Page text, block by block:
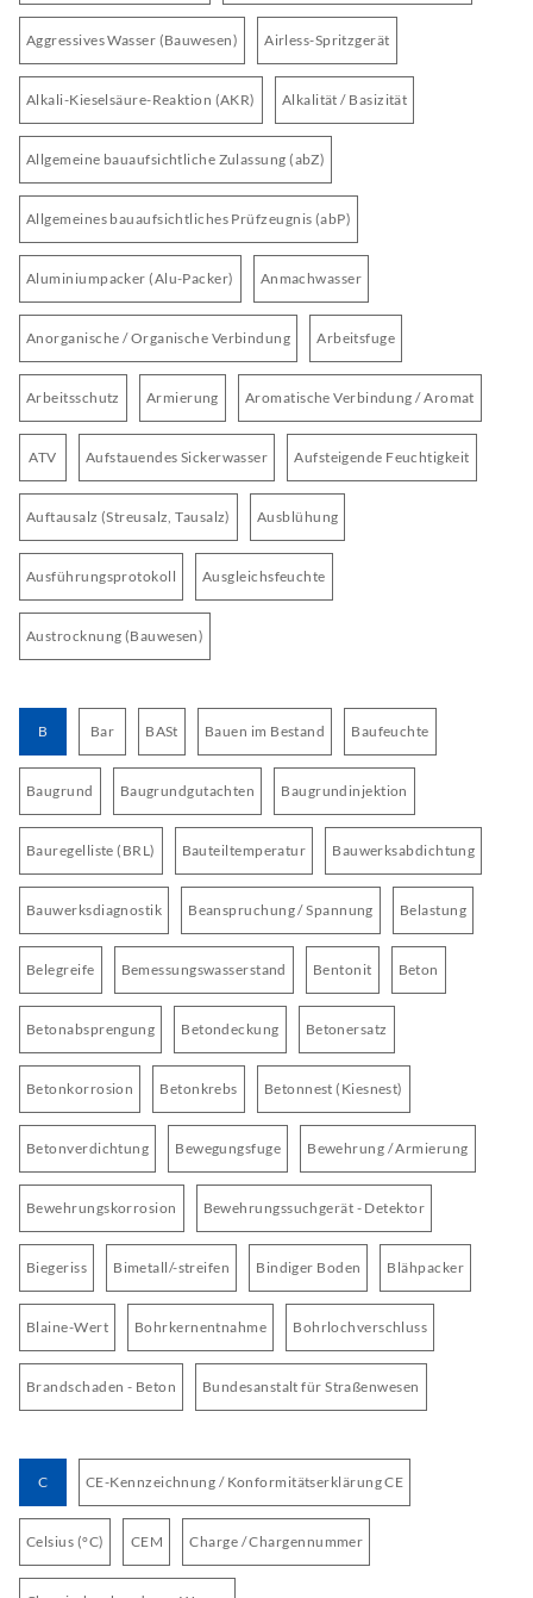
Aggressives Wasser (Bauwesen) Airless-Spritzgerät
Alkali-Kieselsäure-Reaktion (AKR) Alkalität / Basizität
Allgemeine bauaufsichtliche Zulassung (abZ)
Allgemeines bauaufsichtliches Prüfzeugnis (abP)
Aluminiumpacker (Alu-Packer) Anmachwasser
Anorganische / Organische Verbindung Arbeitsfuge
Arbeitsschutz Armierung Aromatische Verbindung / Aromat
ATV Aufstauendes Sickerwasser Aufsteigende Feuchtigkeit
Auftausalz (Streusalz, Tausalz) Ausblühung
Ausführungsprotokoll Ausgleichsfeuchte
Austrocknung (Bauwesen)
B Bar BASt Bauen im Bestand Baufeuchte
Baugrund Baugrundgutachten Baugrundinjektion
Bauregelliste (BRL) Bauteiltemperatur Bauwerksabdichtung
Bauwerksdiagnostik Beanspruchung / Spannung Belastung
Belegreife Bemessungswasserstand Bentonit Beton
Betonabsprengung Betondeckung Betonersatz
Betonkorrosion Betonkrebs Betonnest (Kiesnest)
Betonverdichtung Bewegungsfuge Bewehrung / Armierung
Bewehrungskorrosion Bewehrungssuchgerät - Detektor
Biegeriss Bimetall/-streifen Bindiger Boden Blähpacker
Blaine-Wert Bohrkernentnahme Bohrlochverschluss
Brandschaden - Beton Bundesanstalt für Straßenwesen
C CE-Kennzeichnung / Konformitätserklärung CE
Celsius (°C) CEM Charge / Chargennummer